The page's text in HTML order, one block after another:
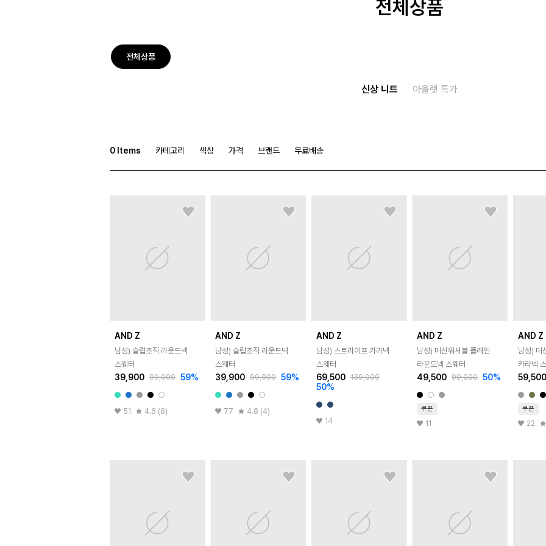
전체상품
전체상품
신상 니트 아울렛 특가
0 Items 카테고리 색상 가격 브랜드 무료배송
AND Z
남성) 슬럽조직 라운드넥
스웨터
39,900 99,000 59%
51 4.6 (8)
AND Z
남성) 슬럽조직 라운드넥
스웨터
39,900 99,000 59%
77 4.8 (4)
AND Z
남성) 스트라이프 카라넥
스웨터
69,500 139,000
50%
14
AND Z
남성) 머신워셔블 플레인
라운드넥 스웨터
49,500 99,000 50%
쿠폰
11
AND Z
남성) 머
카라넥
59,500
쿠폰
22